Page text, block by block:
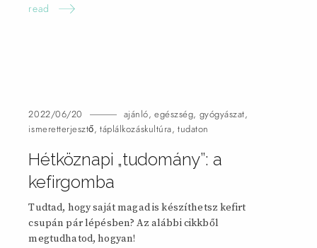
read
2022/06/20 ajánló, egészség, gyógyászat,
ismeretterjesztő,táplálkozáskultúra,tudaton
Hétköznapi „tudomány”: a
kefirgomba
Tudtad, hogy saját magad is készíthetsz kefirt
csupán pár lépésben? Az alábbi cikkből
megtudhatod, hogyan!